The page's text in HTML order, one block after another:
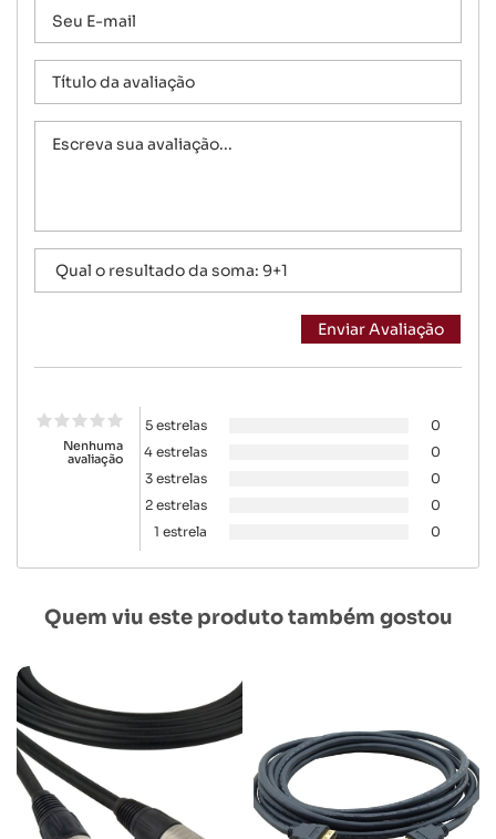
Nenhuma
avaliação
5 estrelas
0
4 estrelas
0
3 estrelas
0
2 estrelas
0
1 estrela
0
Quem viu este produto também gostou